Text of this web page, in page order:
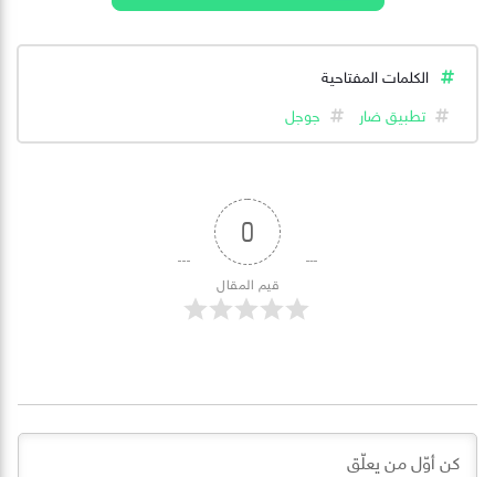
الكلمات المفتاحية
تطبيق ضار
جوجل
0
قيم المقال